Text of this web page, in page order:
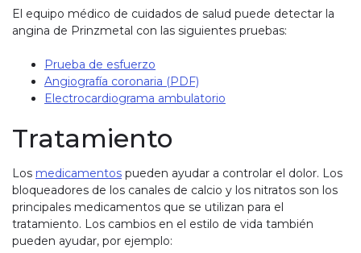
El equipo médico de cuidados de salud puede detectar la
angina de Prinzmetal con las siguientes pruebas:
Prueba de esfuerzo
Angiografía coronaria (PDF)
Electrocardiograma ambulatorio
Tratamiento
Los medicamentos pueden ayudar a controlar el dolor. Los
bloqueadores de los canales de calcio y los nitratos son los
principales medicamentos que se utilizan para el
tratamiento. Los cambios en el estilo de vida también
pueden ayudar, por ejemplo: